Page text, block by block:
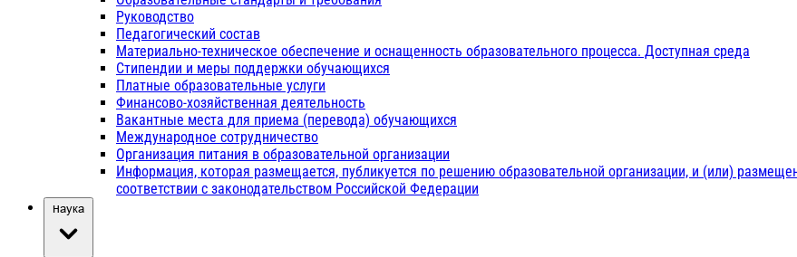
Руководство
Педагогический состав
Материально-техническое обеспечение и оснащенность образовательного процесса. Доступная среда
Стипендии и меры поддержки обучающихся
Платные образовательные услуги
Финансово-хозяйственная деятельность
Вакантные места для приема (перевода) обучающихся
Международное сотрудничество
Организация питания в образовательной организации
Информация, которая размещается, публикуется по решению образовательной организации, и (или)
соответствии с законодательством Российской Федерации
Наука